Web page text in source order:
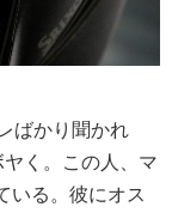
ばかり聞かれ
く。この人、マ
いる。彼にオス